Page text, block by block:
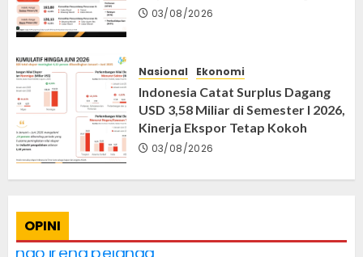
03/08/2026
Nasional Ekonomi
Indonesia Catat Surplus Dagang
USD 3,58 Miliar di Semester I 2026,
Kinerja Ekspor Tetap Kokoh
03/08/2026
OPINI